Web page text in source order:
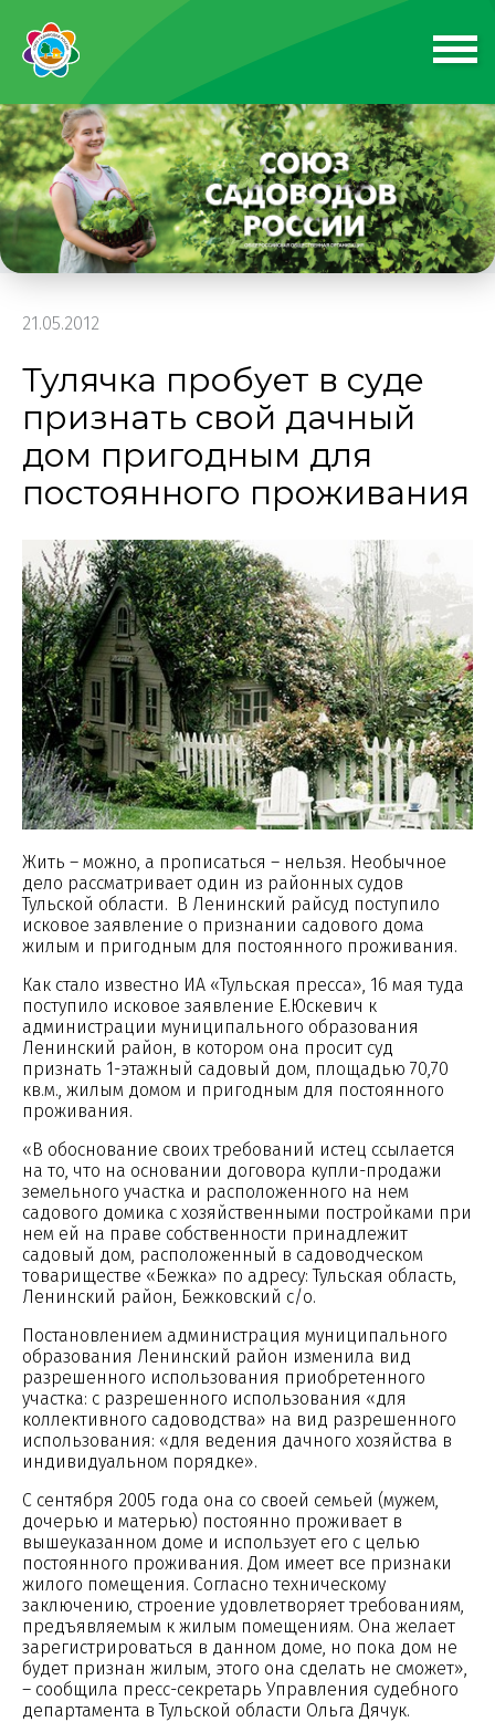
21.05.2012
Тулячка пробует в суде
признать свой дачный
дом пригодным для
постоянного проживания
Жить – можно, а прописаться – нельзя. Необычное
дело рассматривает один из районных судов
Тульской области. В Ленинский райсуд поступило
исковое заявление о признании садового дома
жилым и пригодным для постоянного проживания.
Как стало известно ИА «Тульская пресса», 16 мая туда
поступило исковое заявление Е.Юскевич к
администрации муниципального образования
Ленинский район, в котором она просит суд
признать 1-этажный садовый дом, площадью 70,70
кв.м., жилым домом и пригодным для постоянного
проживания.
«В обоснование своих требований истец ссылается
на то, что на основании договора купли-продажи
земельного участка и расположенного на нем
садового домика с хозяйственными постройками при
нем ей на праве собственности принадлежит
садовый дом, расположенный в садоводческом
товариществе «Бежка» по адресу: Тульская область,
Ленинский район, Бежковский с/о.
Постановлением администрация муниципального
образования Ленинский район изменила вид
разрешенного использования приобретенного
участка: с разрешенного использования «для
коллективного садоводства» на вид разрешенного
использования: «для ведения дачного хозяйства в
индивидуальном порядке».
С сентября 2005 года она со своей семьей (мужем,
дочерью и матерью) постоянно проживает в
вышеуказанном доме и использует его с целью
постоянного проживания. Дом имеет все признаки
жилого помещения. Согласно техническому
заключению, строение удовлетворяет требованиям,
предъявляемым к жилым помещениям. Она желает
зарегистрироваться в данном доме, но пока дом не
будет признан жилым, этого она сделать не сможет»,
– сообщила пресс-секретарь Управления судебного
департамента в Тульской области Ольга Дячук.